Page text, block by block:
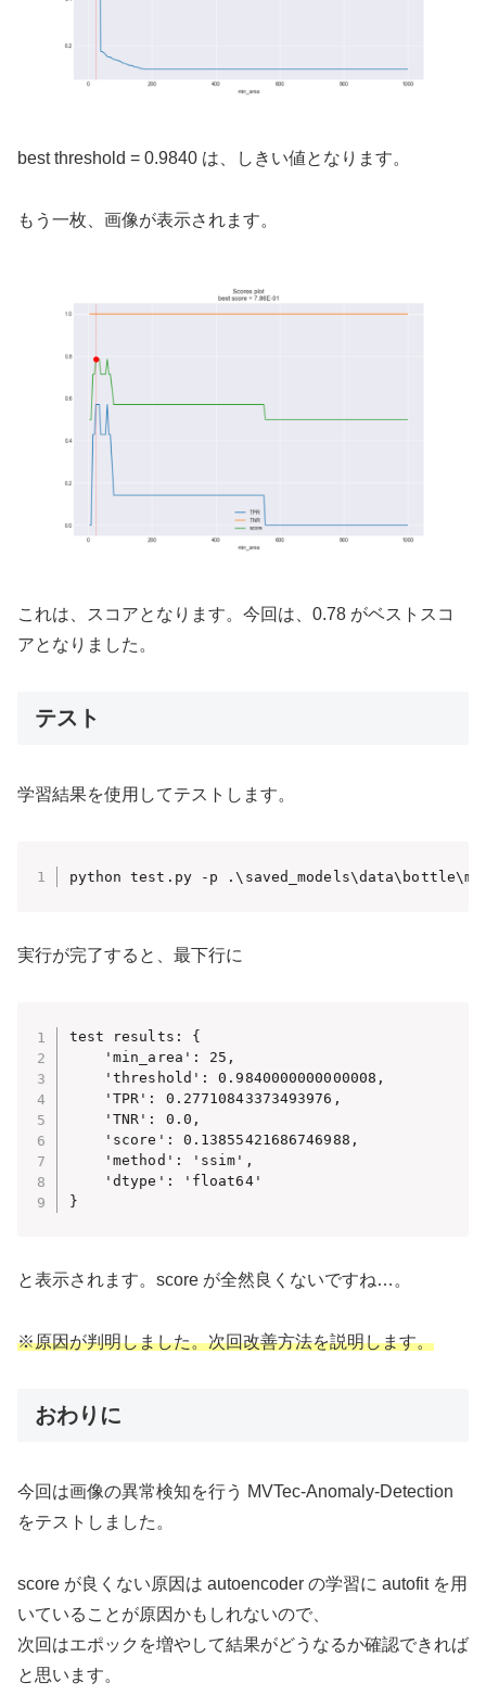
best threshold = 0.9840 は、しきい値となります。
もう一枚、画像が表示されます。
これは、スコアとなります。今回は、0.78 がベストスコ
アとなりました。
テスト
学習結果を使用してテストします。
python test.py -p
実行が完了すると、最下行に
test results: {
    'min_area': 25,
    'threshold': 0.9840000000000008,
    'TPR': 0.27710843373493976,
    'TNR': 0.0,
    'score': 0.13855421686746988,
    'method': 'ssim',
    'dtype': 'float64'
}
と表示されます。score が全然良くないですね…。
※原因が判明しました。次回改善方法を説明します。
おわりに
今回は画像の異常検知を行う MVTec-Anomaly-Detection
をテストしました。
score が良くない原因は autoencoder の学習に autofit を用
いていることが原因かもしれないので、
次回はエポックを増やして結果がどうなるか確認できれば
と思います。